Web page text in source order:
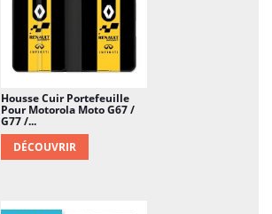
Housse Cuir Portefeuille
Pour Motorola Moto G67 /
G77 /...
DÉCOUVRIR